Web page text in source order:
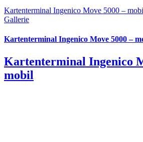
Kartenterminal Ingenico Move 5000 –
Gallerie
Kartenterminal Ingenico Move 5000 –
Kartenterminal Ingenico
mobil